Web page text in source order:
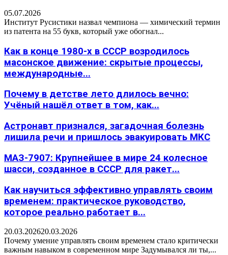
05.07.2026
Институт Русистики назвал чемпиона — химический термин
из патента на 55 букв, который уже обогнал...
Как в конце 1980-х в СССР возродилось
масонское движение: скрытые процессы,
международные...
Почему в детстве лето длилось вечно:
Учёный нашёл ответ в том, как...
Астронавт признался, загадочная болезнь
лишила речи и пришлось эвакуировать МКС
МАЗ-7907: Крупнейшее в мире 24 колесное
шасси, созданное в СССР для ракет...
Как научиться эффективно управлять своим
временем: практическое руководство,
которое реально работает в...
20.03.202620.03.2026
Почему умение управлять своим временем стало критически
важным навыком в современном мире Задумывался ли ты,...